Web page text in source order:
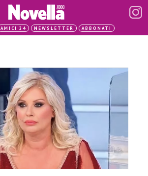
AMICI 24 NEWSLETTER ABBONATI